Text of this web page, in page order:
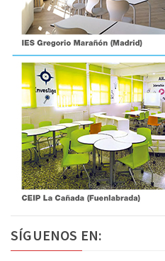
SÍGUENOS EN: